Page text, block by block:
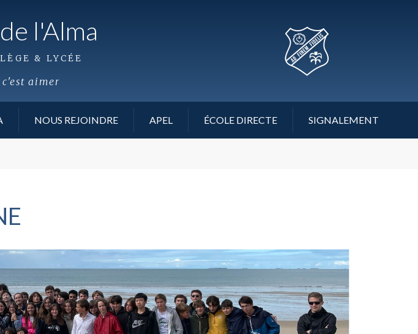
l'Alma
& LYCÉE
c'est aimer
NOUS REJOINDRE APEL ÉCOLE DIRECTE SIGNALEMENT